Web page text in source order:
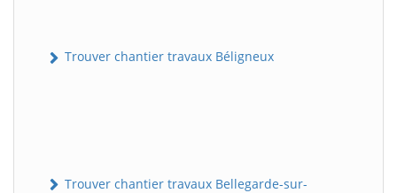
Trouver chantier travaux Béligneux
Trouver chantier travaux Bellegarde-sur-